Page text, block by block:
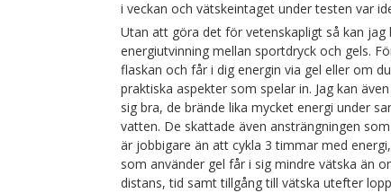
i veckan och vätskeintaget under testen var
Utan att göra det för vetenskapligt så kan
energiutvinning mellan sportdryck och gels.
flaskan och får i dig energin via gel eller om
praktiska aspekter som spelar in. Jag kan
sig bra, de brände lika mycket energi under
vatten. De skattade även ansträngningen
är jobbigare än att cykla 3 timmar med
som använder gel får i sig mindre vätska än
distans, tid samt tillgång till vätska utefter